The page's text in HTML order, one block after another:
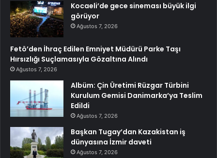
Kocaeli’de gece sineması büyük ilgi
görüyor
Ağustos 7, 2026
Fetö’den İhraç Edilen Emniyet Müdürü Parke Taşı
Hırsızlığı Suçlamasıyla Gözaltına Alındı
Ağustos 7, 2026
Albüm: Çin Üretimi Rüzgar Türbini
Kurulum Gemisi Danimarka’ya Teslim
Edildi
Ağustos 7, 2026
Başkan Tugay’dan Kazakistan iş
dünyasına İzmir daveti
Ağustos 7, 2026